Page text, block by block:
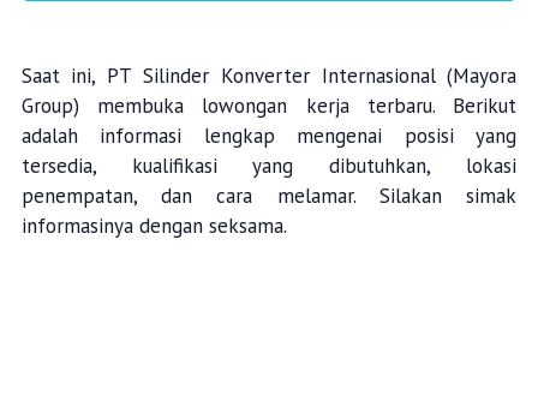
Saat ini, PT Silinder Konverter Internasional (Mayora
Group) membuka lowongan kerja terbaru. Berikut
adalah informasi lengkap mengenai posisi yang
tersedia, kualifikasi yang dibutuhkan, lokasi
penempatan, dan cara melamar. Silakan simak
informasinya dengan seksama.